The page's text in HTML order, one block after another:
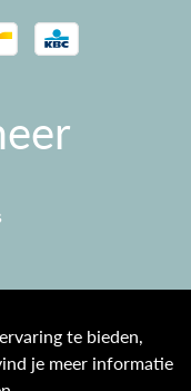
te bieden,
je meer informatie